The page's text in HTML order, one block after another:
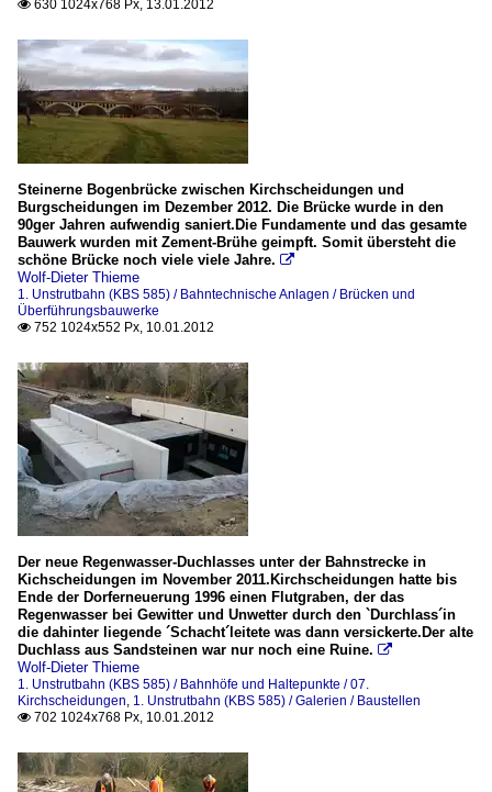
 630 1024x768 Px, 13.01.2012
Steinerne Bogenbrücke zwischen Kirchscheidungen und
Burgscheidungen im Dezember 2012. Die Brücke wurde in den
90ger Jahren aufwendig saniert.Die Fundamente und das gesamte
Bauwerk wurden mit Zement-Brühe geimpft. Somit übersteht die
schöne Brücke noch viele viele Jahre. 
Wolf-Dieter Thieme
1. Unstrutbahn (KBS 585) / Bahntechnische Anlagen / Brücken und
Überführungsbauwerke
 752 1024x552 Px, 10.01.2012
Der neue Regenwasser-Duchlasses unter der Bahnstrecke in
Kichscheidungen im November 2011.Kirchscheidungen hatte bis
Ende der Dorferneuerung 1996 einen Flutgraben, der das
Regenwasser bei Gewitter und Unwetter durch den `Durchlass´in
die dahinter liegende ´Schacht´leitete was dann versickerte.Der alte
Duchlass aus Sandsteinen war nur noch eine Ruine. 
Wolf-Dieter Thieme
1. Unstrutbahn (KBS 585) / Bahnhöfe und Haltepunkte / 07.
Kirchscheidungen, 1. Unstrutbahn (KBS 585) / Galerien / Baustellen
 702 1024x768 Px, 10.01.2012